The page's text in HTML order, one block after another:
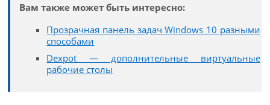
Вам также может быть интересно:
Прозрачная панель задач Windows 10 разными
способами
Dexpot — дополнительные виртуальные
рабочие столы